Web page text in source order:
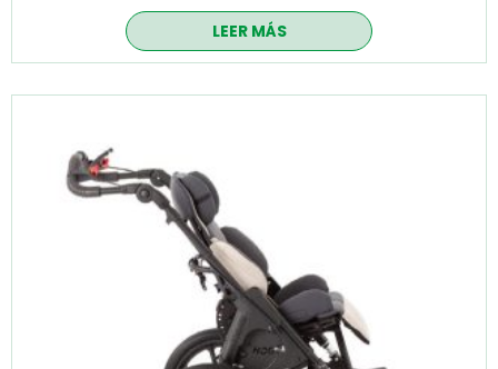
LEER MÁS